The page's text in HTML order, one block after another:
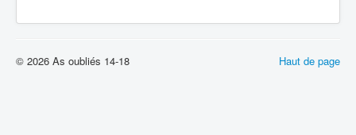
Haut de page
© 2026 As oubliés 14-18